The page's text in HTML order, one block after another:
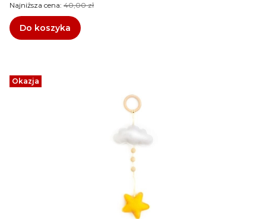
Najniższa cena: 40,00 zł
Do koszyka
Okazja